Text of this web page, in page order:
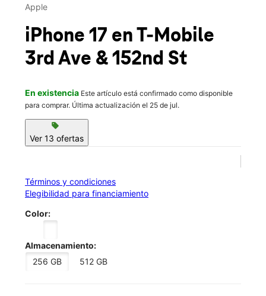
Mié.:
location_on
2940 3rd Avenue Bronx, NY 10455
Apple
iPhone 17 en T-Mobile
3rd Ave & 152nd St
En existencia Este artículo está confirmado como disponible
para comprar. Última actualización el 25 de jul.
sell
Ver 13 ofertas
Términos y condiciones
Elegibilidad para financiamiento
Color:
Almacenamiento:
256 GB
512 GB